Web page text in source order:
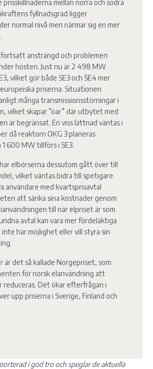
mellan norra och södra
fyllnadsgrad ligger
normal nivå men närmar sig en mer
ansträngd och problemen
hösten. Just nu är 2 498 MW
vilket gör både SE3 och SE4 mer
priserna. Situationen
många transmissionsstörningar i
vilket skapar ”öar” där utbytet med
är begränsat. En viss lättnad väntas i
då reaktorn OKG 3 planeras
600 MW tillförs i SE3.
elbörserna dessutom gått över till
vilket väntas bidra till spetigare
användare med kvartsprisavtal
att sänka sina kostnader genom
till när elpriset är som
avtal kan vara mer fördelaktiga
har möjlighet eller vill styra sin
är det så kallade Norgepriset, som
för norsk elanvändning att
reduceras. Det ökar efterfrågan i
upp priserna i Sverige, Finland och
i god tro och speglar de aktuella